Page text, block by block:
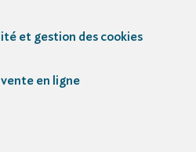
et gestion des cookies
en ligne